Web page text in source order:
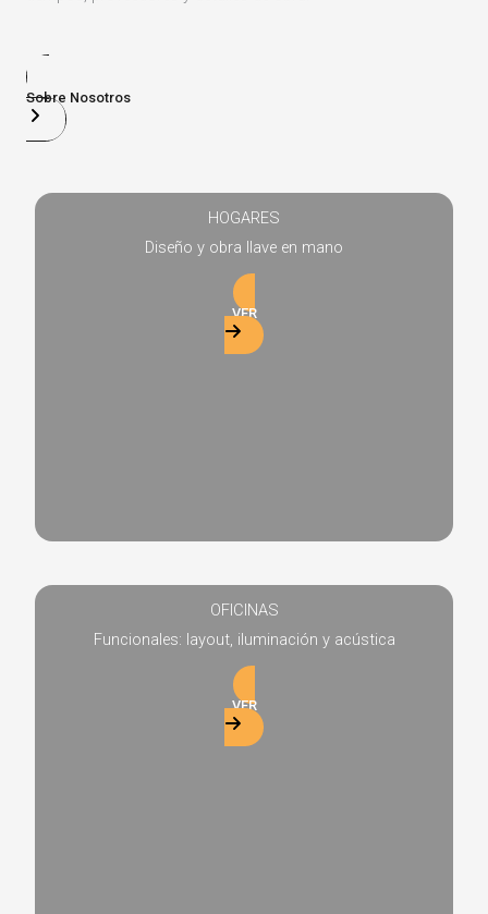
Sobre Nosotros
HOGARES
Diseño y obra llave en mano
VER
OFICINAS
Funcionales: layout, iluminación y acústica
VER